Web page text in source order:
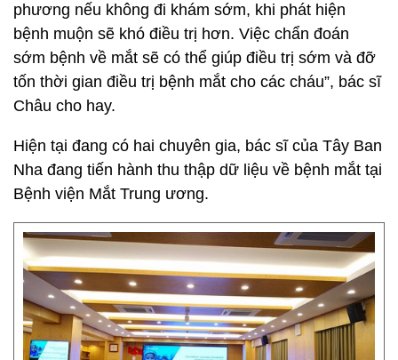
phương nếu không đi khám sớm, khi phát hiện
bệnh muộn sẽ khó điều trị hơn. Việc chẩn đoán
sớm bệnh về mắt sẽ có thể giúp điều trị sớm và đỡ
tốn thời gian điều trị bệnh mắt cho các cháu”, bác sĩ
Châu cho hay.
Hiện tại đang có hai chuyên gia, bác sĩ của Tây Ban
Nha đang tiến hành thu thập dữ liệu về bệnh mắt tại
Bệnh viện Mắt Trung ương.